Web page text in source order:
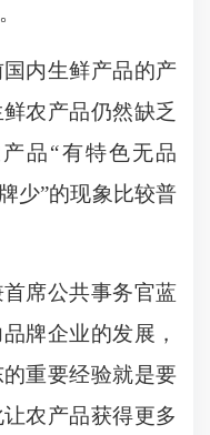
内生鲜产品的产
农产品仍然缺乏
品“有特色无品
少”的现象比较普
席公共事务官蓝
牌企业的发展，
重要经验就是要
农产品获得更多